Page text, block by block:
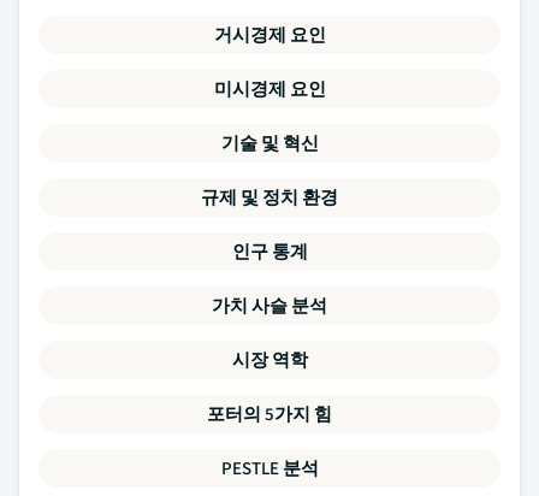
거시경제 요인
미시경제 요인
기술 및 혁신
규제 및 정치 환경
인구 통계
가치 사슬 분석
시장 역학
포터의 5가지 힘
PESTLE 분석